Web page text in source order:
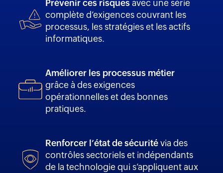
Prévenir ces risques avec une série
complète d’exigences couvrant les
processus, les stratégies et les actifs
informatiques.
Améliorer les processus métier
grâce à des exigences
opérationnelles et des bonnes
pratiques.
Renforcer l’état de sécurité via des
contrôles sectoriels et indépendants
de la technologie qui s’appliquent aux